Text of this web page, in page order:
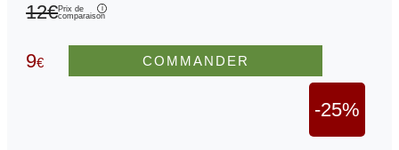
12€Prix de
comparaison
9€
-25%
COMMANDER